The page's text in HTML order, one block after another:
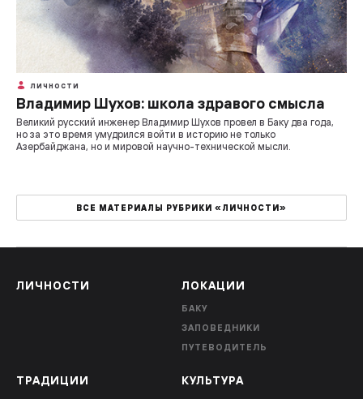
ЛИЧНОСТИ
Владимир Шухов: школа здравого смысла
Великий русский инженер Владимир Шухов провел в Баку два года,
но за это время умудрился войти в историю не только
Азербайджана, но и мировой научно-технической мысли.
ВСЕ МАТЕРИАЛЫ РУБРИКИ «ЛИЧНОСТИ»
ЛИЧНОСТИ ЛОКАЦИИ
БАКУ
ЗАПОВЕДНИКИ
ПУТЕВОДИТЕЛЬ
ТРАДИЦИИ КУЛЬТУРА